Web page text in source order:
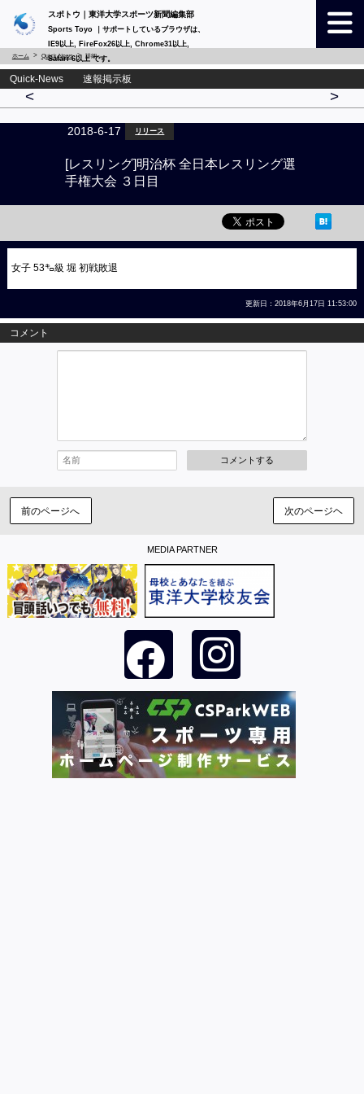
スポトウ｜東洋大学スポーツ新聞編集部
Sports Toyo ｜サポートしているブラウザは、
IE9以上, FireFox26以上, Chrome31以上,
Safari 6以上 です。
ホーム Quick-News 詳細
Quick-News 速報掲示板
< >
2018-6-17 リリース
[レスリング]明治杯 全日本レスリング選
手権大会 ３日目
女子 53㌔級 堀 初戦敗退
更新日：2018年6月17日 11:53:00
コメント
コメントする
前のページへ 次のページヘ
MEDIA PARTNER